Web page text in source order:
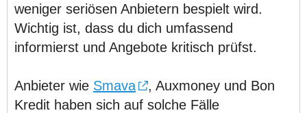
weniger seriösen Anbietern bespielt wird.
Wichtig ist, dass du dich umfassend
informierst und Angebote kritisch prüfst.
Anbieter wie Smava
, Auxmoney und Bon
Kredit haben sich auf solche Fälle